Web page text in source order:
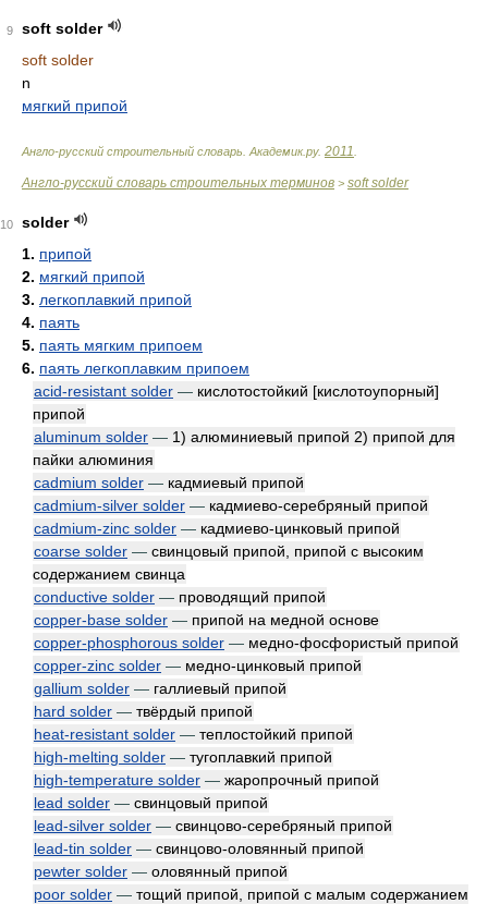
9
soft solder
soft solder
n
мягкий припой
Англо-русский строительный словарь Академик.ру. 2011
Англо-русский словарь строительных терминов > soft solder
10
solder
1. припой
2. мягкий припой
3. легкоплавкий припой
4. паять
5. паять мягким припоем
6. паять легкоплавким припоем
acid-resistant solder — кислотостойкий [кислотоупорный]
припой
aluminum solder — 1) алюминиевый припой 2) припой для
пайки алюминия
cadmium solder — кадмиевый припой
cadmium-silver solder — кадмиево-серебряный припой
cadmium-zinc solder — кадмиево-цинковый припой
coarse solder — свинцовый припой, припой с высоким
содержанием свинца
conductive solder — проводящий припой
copper-base solder — припой на медной основе
copper-phosphorous solder — медно-фосфористый припой
copper-zinc solder — медно-цинковый припой
gallium solder — галлиевый припой
hard solder — твёрдый припой
heat-resistant solder — теплостойкий припой
high-melting solder — тугоплавкий припой
high-temperature solder — жаропрочный припой
lead solder — свинцовый припой
lead-silver solder — свинцово-серебряный припой
lead-tin solder — свинцово-оловянный припой
pewter solder — оловянный припой
poor solder — тощий припой, припой с малым содержанием